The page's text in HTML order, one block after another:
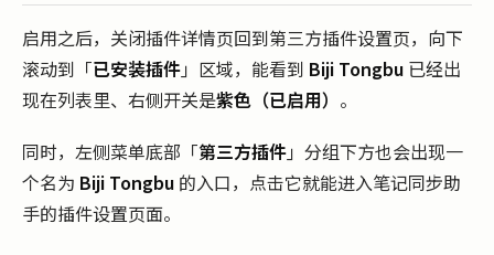
启用之后，关闭插件详情页回到第三方插件设置页，向下
滚动到「已安装插件」区域，能看到 Biji Tongbu 已经出
现在列表里、右侧开关是紫色（已启用） 。
同时，左侧菜单底部「第三方插件」分组下方也会出现一
个名为 Biji Tongbu 的入口，点击它就能进入笔记同步助
手的插件设置页面。